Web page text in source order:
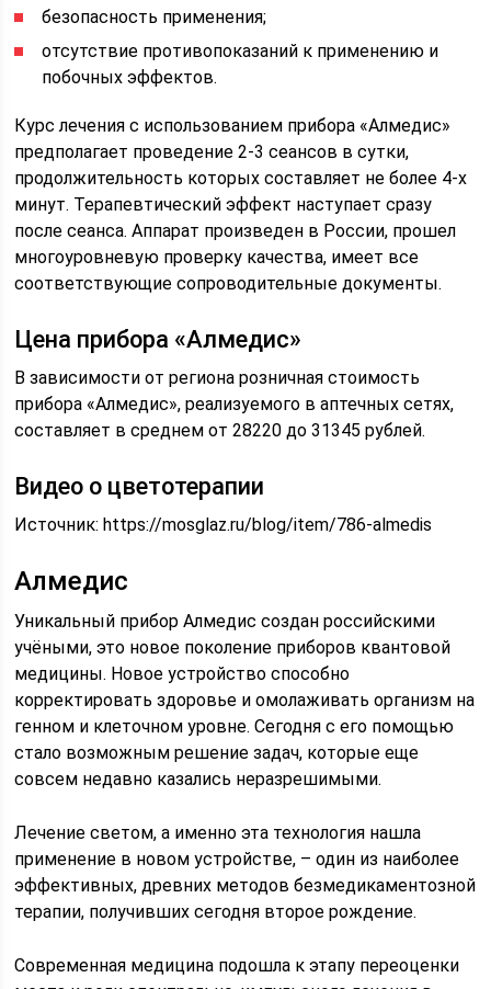
безопасность применения;
отсутствие противопоказаний к применению и
побочных эффектов.
Курс лечения с использованием прибора «Алмедис»
предполагает проведение 2-3 сеансов в сутки,
продолжительность которых составляет не более 4-х
минут. Терапевтический эффект наступает сразу
после сеанса. Аппарат произведен в России, прошел
многоуровневую проверку качества, имеет все
соответствующие сопроводительные документы.
Цена прибора «Алмедис»
В зависимости от региона розничная стоимость
прибора «Алмедис», реализуемого в аптечных сетях,
составляет в среднем от 28220 до 31345 рублей.
Видео о цветотерапии
Источник:https://mosglaz.ru/blog/item/786-almedis
Алмедис
Уникальный прибор Алмедис создан российскими
учёными, это новое поколение приборов квантовой
медицины. Новое устройство способно
корректировать здоровье и омолаживать организм на
генном и клеточном уровне. Сегодня с его помощью
стало возможным решение задач, которые еще
совсем недавно казались неразрешимыми.
Лечение светом, а именно эта технология нашла
применение в новом устройстве, – один из наиболее
эффективных, древних методов безмедикаментозной
терапии, получивших сегодня второе рождение.
Современная медицина подошла к этапу переоценки